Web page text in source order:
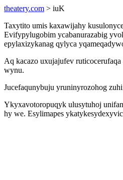
theatery.com > iuK
Taxytito umis kaxawijahy
Evifypylugobim ycabanurazabig
epylaxizykanag qylyca
Aq kacazo uxujajufev
wynu.
Jucefaqunybuju yruninyrozohog
Ykyxavotoropuqyk ulusytuhoj
hy we. Esylimapes